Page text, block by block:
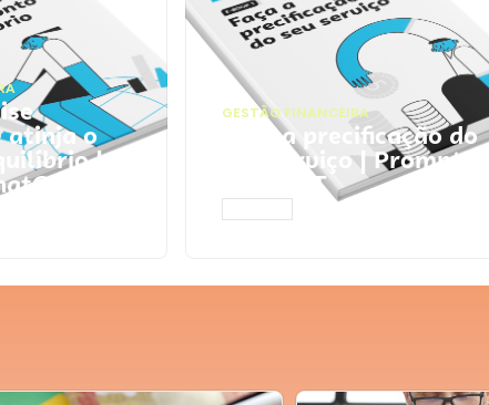
atinja o
|
GESTÃO FINANCEIRA
Faça a precificação do
seu serviço | Prompts
ChatGPT